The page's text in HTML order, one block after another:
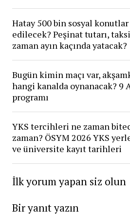
Hatay 500 bin sosyal
edilecek? Peşinat tutarı,
zaman ayın kaçında yatacak?
Bugün kimin maçı var,
hangi kanalda oynanacak? 9
programı
YKS tercihleri ne zaman
zaman? ÖSYM 2026 YKS
ve üniversite kayıt tarihleri
İlk yorum yapan siz olun
Bir yanıt yazın